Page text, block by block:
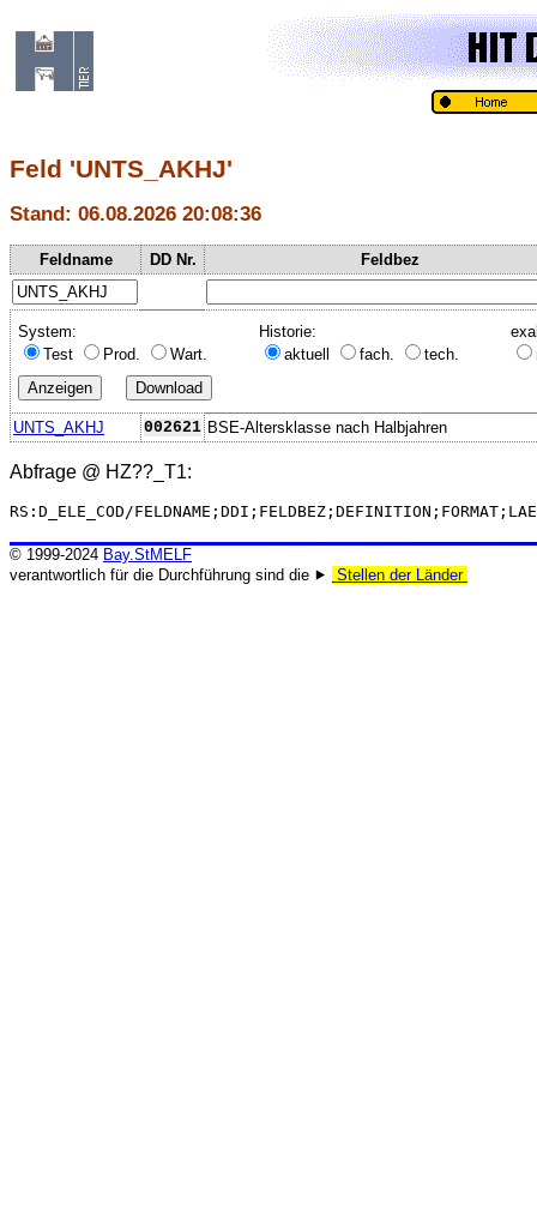
Feld 'UNTS_AKHJ'
Stand: 06.08.2026 20:08:36
Feldname DD Nr. Feldbez
System:
Test
Prod. Wart.
Historie:
aktuell
fach. tech.
UNTS_AKHJ 002621 BSE-Altersklasse nach Halbjahren
Abfrage @ HZ??_T1:
RS:D_ELE_COD/
© 1999-2024 Bay.StMELF
verantwortlich für die Durchführung sind die ⯈
Stellen der Länder